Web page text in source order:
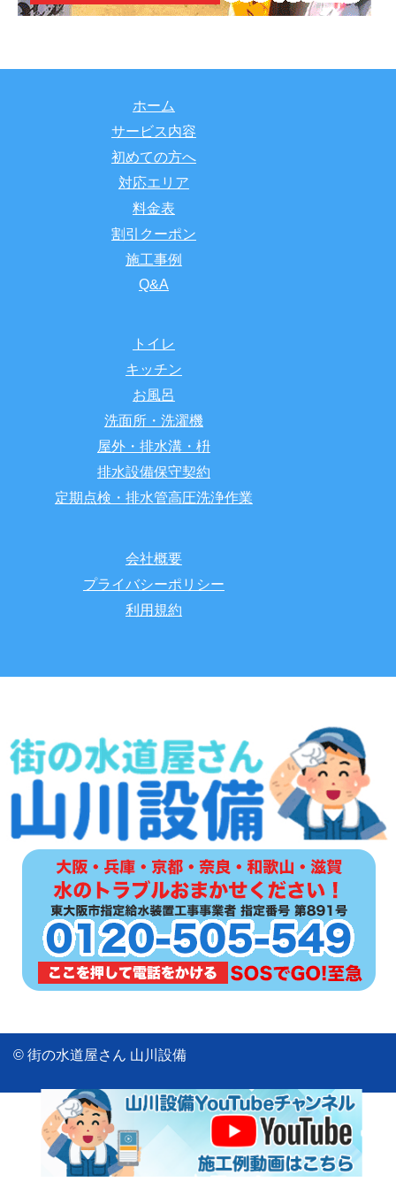
ホーム
サービス内容
初めての方へ
対応エリア
料金表
割引クーポン
施工事例
Q&A
トイレ
キッチン
お風呂
洗面所・洗濯機
屋外・排水溝・枡
排水設備保守契約
定期点検・排水管高圧洗浄作業
会社概要
プライバシーポリシー
利用規約
© 街の水道屋さん 山川設備